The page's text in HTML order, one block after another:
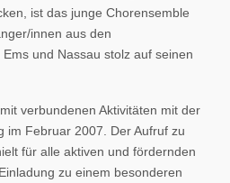
ist das junge Chorensemble
innen aus den
und Nassau stolz auf seinen
verbundenen Aktivitäten mit der
im Februar 2007. Der Aufruf zu
für alle aktiven und fördernden
zu einem besonderen